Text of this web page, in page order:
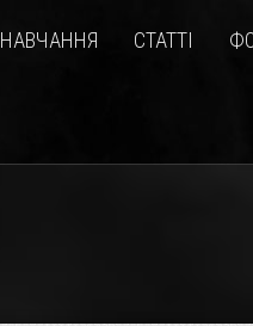
НАВЧАННЯ СТАТТІ